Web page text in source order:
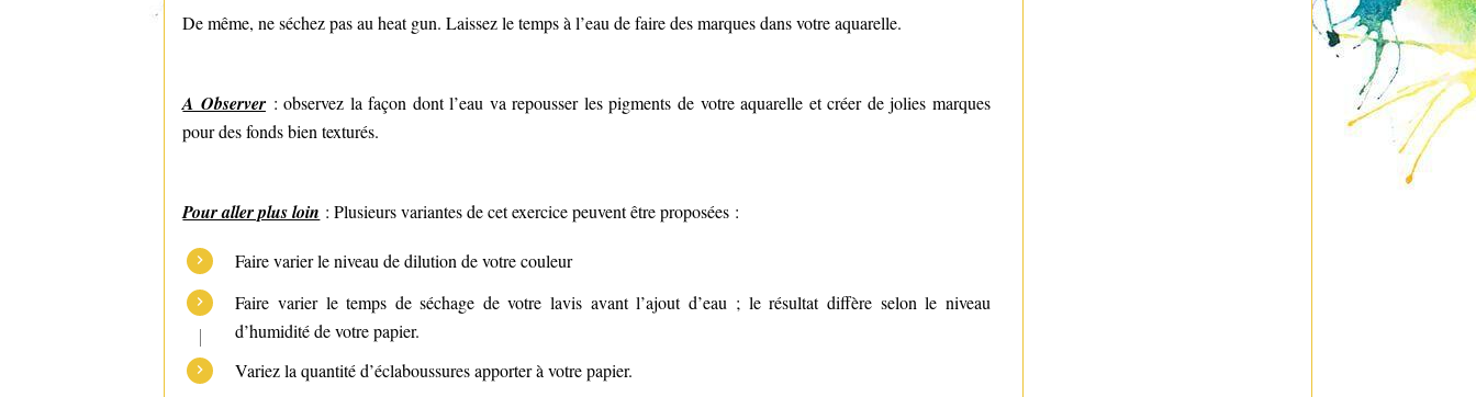
De même, ne séchez pas au heat gun. Laissez le temps à l’eau de faire des marques dans votre aquarelle.
A Observer: observez la façon dont l’eau va repousser les pigments de votre aquarelle et créer de jolies marques
pour des fonds bien texturés.
Pour aller plus loin : Plusieurs variantes de cet exercice peuvent être proposées :
Faire varier le niveau de dilution de votre couleur
Faire varier le temps de séchage de votre lavis avant l’ajout d’eau ; le résultat diffère selon le niveau
d’humidité de votre papier.
Variez la quantité d’éclaboussures apporter à votre papier.